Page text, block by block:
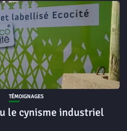
TÉMOIGNAGES
le cynisme industriel